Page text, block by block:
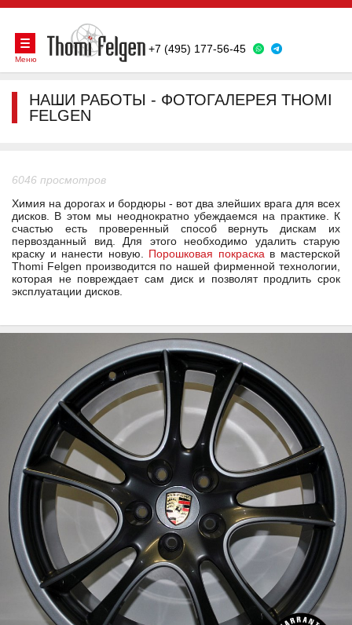
+7 (495) 177-56-45
Меню
НАШИ РАБОТЫ - ФОТОГАЛЕРЕЯ THOMI
FELGEN
6046 просмотров
Химия на дорогах и бордюры - вот два злейших врага для всех
дисков. В этом мы неоднократно убеждаемся на практике. К
счастью есть проверенный способ вернуть дискам их
первозданный вид. Для этого необходимо удалить старую
краску и нанести новую. Порошковая покраска в мастерской
Thomi Felgen производится по нашей фирменной технологии,
которая не повреждает сам диск и позволят продлить срок
эксплуатации дисков.